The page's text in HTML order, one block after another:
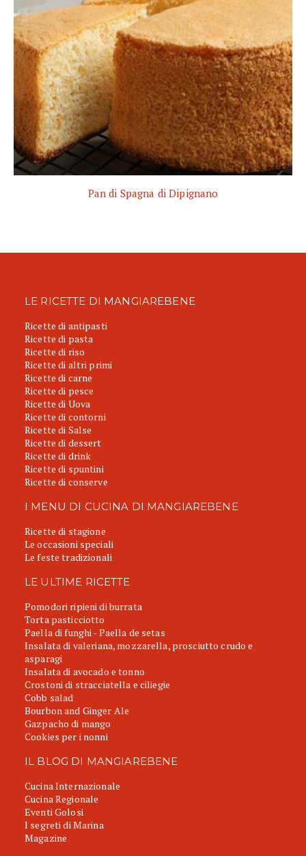
Pan di Spagna di Dipignano
LE RICETTE DI MANGIAREBENE
Ricette di antipasti
Ricette di pasta
Ricette di riso
Ricette di altri primi
Ricette di carne
Ricette di pesce
Ricette di Uova
Ricette di contorni
Ricette di Salse
Ricette di dessert
Ricette di drink
Ricette di spuntini
Ricette di conserve
I MENU DI CUCINA DI MANGIAREBENE
Ricette di stagione
Le occasioni speciali
Le feste tradizionali
LE ULTIME RICETTE
Pomodori ripieni di burrata
Torta pasticciotto
Paella di funghi - Paella de setas
Insalata di valeriana, mozzarella, prosciutto crudo e
asparagi
Insalata di avocado e tonno
Crostoni di stracciatella e ciliegie
Cobb salad
Bourbon and Ginger Ale
Gazpacho di mango
Cookies per i nonni
IL BLOG DI MANGIAREBENE
Cucina Internazionale
Cucina Regionale
Eventi Golosi
I segreti di Marina
Magazine